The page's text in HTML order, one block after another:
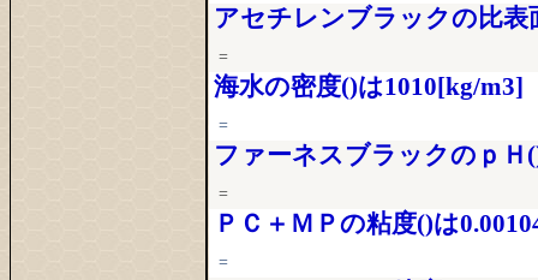
アセチレンブラックの比表
=
海水の密度()は1010[kg/m3]
=
ファーネスブラックのｐＨ
=
ＰＣ＋ＭＰの粘度()は
=